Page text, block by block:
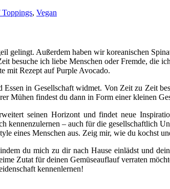
Toppings, Vegan
in Gesellschaft widmet. Von Zeit zu Zeit
Mühen findest du dann in Form einer kleinen
seinen Horizont und findet neue
kennenzulernen – auch für die gesellschaftlich
eines Menschen aus. Zeig mir, wie du kochst
du mich zu dir nach Hause einlädst und
Zutat für deinen Gemüseauflauf verraten
kennenlernen!